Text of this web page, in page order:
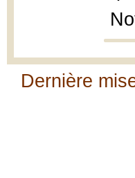
Dernière